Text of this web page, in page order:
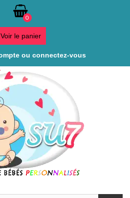
0
Voir le panier
ou connectez-vous